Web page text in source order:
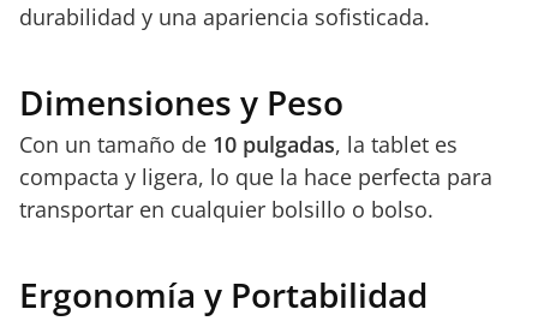
durabilidad y una apariencia sofisticada.
Dimensiones y Peso
Con un tamaño de 10 pulgadas, la tablet es
compacta y ligera, lo que la hace perfecta para
transportar en cualquier bolsillo o bolso.
Ergonomía y Portabilidad